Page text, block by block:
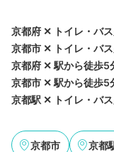
客室での食事イメージ
酒どころ伏見をは
です。京都駅でお
もあり
。フロント
京都府 ✕ トイレ・バ
京都市 ✕ トイレ・バ
京都府 ✕ 駅から徒歩5
京都市 ✕ 駅から徒歩5
京都駅 ✕ トイレ・バ
京都市 京都